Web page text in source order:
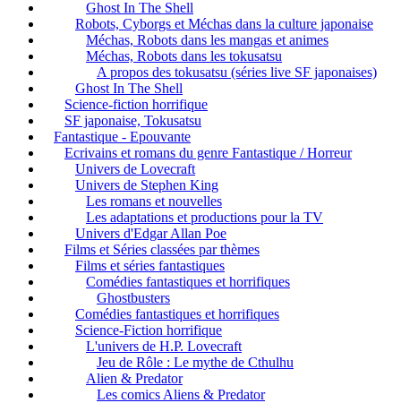
Ghost In The Shell
Robots, Cyborgs et Méchas dans la culture japonaise
Méchas, Robots dans les mangas et animes
Méchas, Robots dans les tokusatsu
A propos des tokusatsu (séries live SF japonaises)
Ghost In The Shell
Science-fiction horrifique
SF japonaise, Tokusatsu
Fantastique - Epouvante
Ecrivains et romans du genre Fantastique / Horreur
Univers de Lovecraft
Univers de Stephen King
Les romans et nouvelles
Les adaptations et productions pour la TV
Univers d'Edgar Allan Poe
Films et Séries classées par thèmes
Films et séries fantastiques
Comédies fantastiques et horrifiques
Ghostbusters
Comédies fantastiques et horrifiques
Science-Fiction horrifique
L'univers de H.P. Lovecraft
Jeu de Rôle : Le mythe de Cthulhu
Alien & Predator
Les comics Aliens & Predator